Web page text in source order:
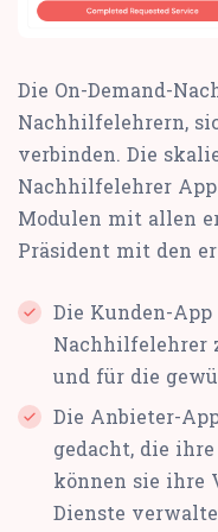
Die On-Demand-
Nachhilfelehrern,
verbinden. Die
Nachhilfelehrer
Modulen mit allen
Präsident mit den
Die Kunden-
Nachhilfelehrer
und für die
Die Anbieter-
gedacht, die
können sie ihre
Dienste